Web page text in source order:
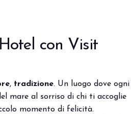
con Visit
, tradizione. Un luogo dove ogni
mare al sorriso di chi ti accoglie
momento di felicità.